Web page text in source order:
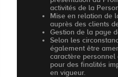
activités de la
Mise en relation de
auprès des clients
Gestion de la paye
Selon les
également être
caractère personnel
pour des finalités
en vigueur.